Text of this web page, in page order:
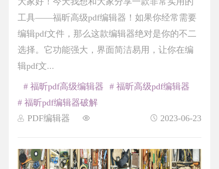
工具——福昕高级pdf编辑器！如果你经常需要
编辑pdf文件，那么这款编辑器绝对是你的不二
选择。它功能强大，界面简洁易用，让你在编
辑pdf文...
PDF编辑器 2023-06-23
# 福昕pdf高级编辑器
# 福昕高级pdf编辑器
# 福昕pdf编辑器破解